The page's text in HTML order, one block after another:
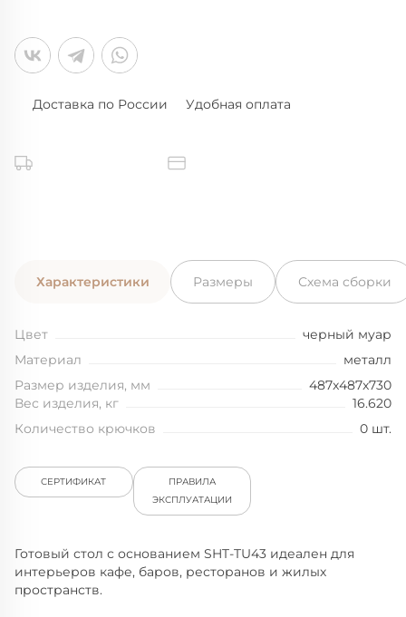
Доставка по России Удобная оплата
Характеристики Размеры Схема сборки
Цвет
черный муар
Материал
металл
Размер изделия, мм
487x487x730
Вес изделия, кг
16.620
Количество крючков
0 шт.
СЕРТИФИКАТ
ПРАВИЛА
ЭКСПЛУАТАЦИИ
Готовый стол с основанием SHT-TU43 идеален для
интерьеров кафе, баров, ресторанов и жилых
пространств.